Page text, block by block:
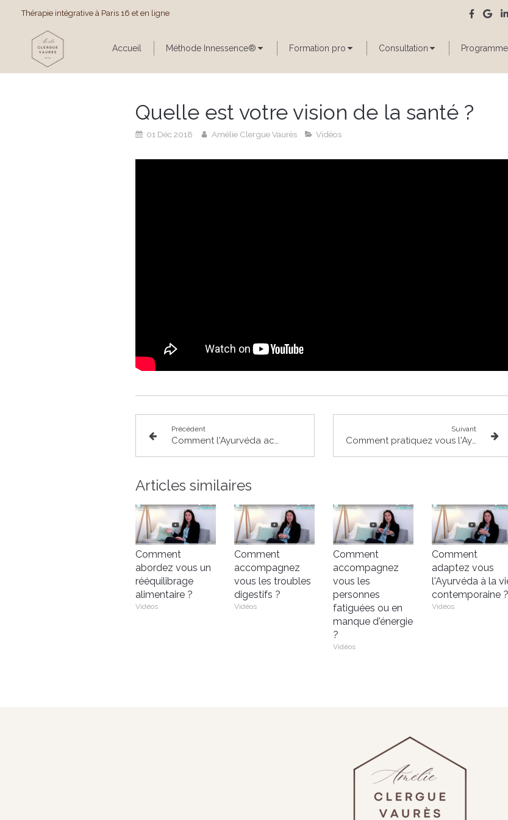
Thérapie intégrative à Paris 16 et en ligne
Accueil Méthode Innessence® Formation pro Consultation
Quelle est votre vision de la santé ?
01 Déc 2018 Amélie Clergue Vaurès Vidéos
Précédent
Comment l'Ayurvéda accompagne-t-il la perte de poids ?
Suivant
Comment pratiquez vous l'Ayurvéda ?
Articles similaires
Comment
abordez vous un
rééquilibrage
alimentaire ?
Vidéos
Comment
accompagnez
vous les troubles
digestifs ?
Vidéos
Comment
accompagnez
vous les
personnes
fatiguées ou en
manque d'énergie
?
Vidéos
Comment
adaptez vous
l'Ayurvéda à la
contemporaine ?
Vidéos